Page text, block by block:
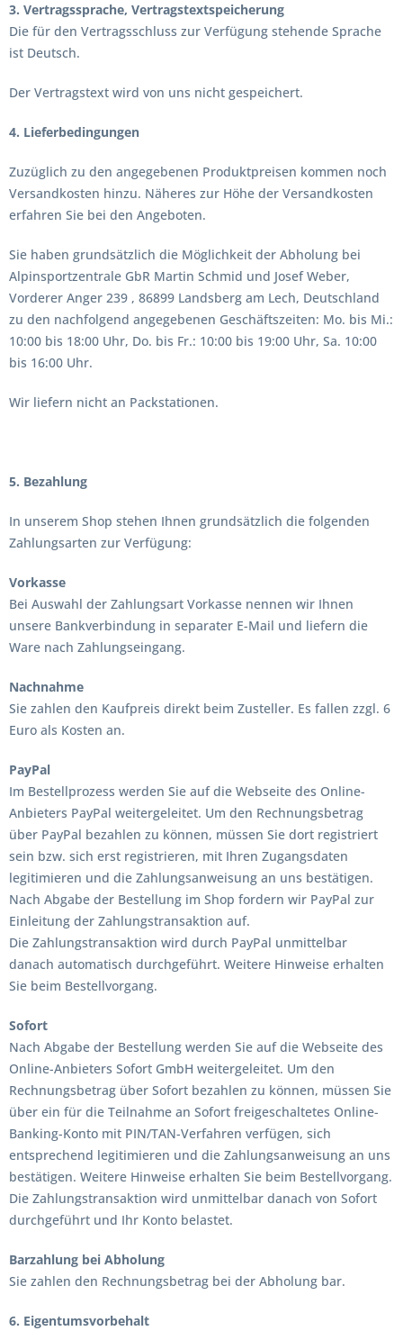
3. Vertragssprache, Vertragstextspeicherung
Die für den Vertragsschluss zur Verfügung stehende Sprache
ist Deutsch.
Der Vertragstext wird von uns nicht gespeichert.
4. Lieferbedingungen
Zuzüglich zu den angegebenen Produktpreisen kommen noch
Versandkosten hinzu. Näheres zur Höhe der Versandkosten
erfahren Sie bei den Angeboten.
Sie haben grundsätzlich die Möglichkeit der Abholung bei
Alpinsportzentrale GbR Martin Schmid und Josef Weber,
Vorderer Anger 239 , 86899 Landsberg am Lech, Deutschland
zu den nachfolgend angegebenen Geschäftszeiten: Mo. bis Mi.:
10:00 bis 18:00 Uhr, Do. bis Fr.: 10:00 bis 19:00 Uhr, Sa. 10:00
bis 16:00 Uhr.
Wir liefern nicht an Packstationen.
5. Bezahlung
In unserem Shop stehen Ihnen grundsätzlich die folgenden
Zahlungsarten zur Verfügung:
Vorkasse
Bei Auswahl der Zahlungsart Vorkasse nennen wir Ihnen
unsere Bankverbindung in separater E-Mail und liefern die
Ware nach Zahlungseingang.
Nachnahme
Sie zahlen den Kaufpreis direkt beim Zusteller. Es fallen zzgl. 6
Euro als Kosten an.
PayPal
Im Bestellprozess werden Sie auf die Webseite des Online-
Anbieters PayPal weitergeleitet. Um den Rechnungsbetrag
über PayPal bezahlen zu können, müssen Sie dort registriert
sein bzw. sich erst registrieren, mit Ihren Zugangsdaten
legitimieren und die Zahlungsanweisung an uns bestätigen.
Nach Abgabe der Bestellung im Shop fordern wir PayPal zur
Einleitung der Zahlungstransaktion auf.
Die Zahlungstransaktion wird durch PayPal unmittelbar
danach automatisch durchgeführt. Weitere Hinweise erhalten
Sie beim Bestellvorgang.
Sofort
Nach Abgabe der Bestellung werden Sie auf die Webseite des
Online-Anbieters Sofort GmbH weitergeleitet. Um den
Rechnungsbetrag über Sofort bezahlen zu können, müssen Sie
über ein für die Teilnahme an Sofort freigeschaltetes Online-
Banking-Konto mit PIN/TAN-Verfahren verfügen, sich
entsprechend legitimieren und die Zahlungsanweisung an uns
bestätigen. Weitere Hinweise erhalten Sie beim Bestellvorgang.
Die Zahlungstransaktion wird unmittelbar danach von Sofort
durchgeführt und Ihr Konto belastet.
Barzahlung bei Abholung
Sie zahlen den Rechnungsbetrag bei der Abholung bar.
6. Eigentumsvorbehalt